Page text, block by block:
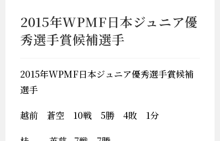
2015年WPMF日本ジュニア優
秀選手賞候補選手
2015年WPMF日本ジュニア優秀選手賞候補
選手
越前 蒼空 10戦 5勝 4敗 1分